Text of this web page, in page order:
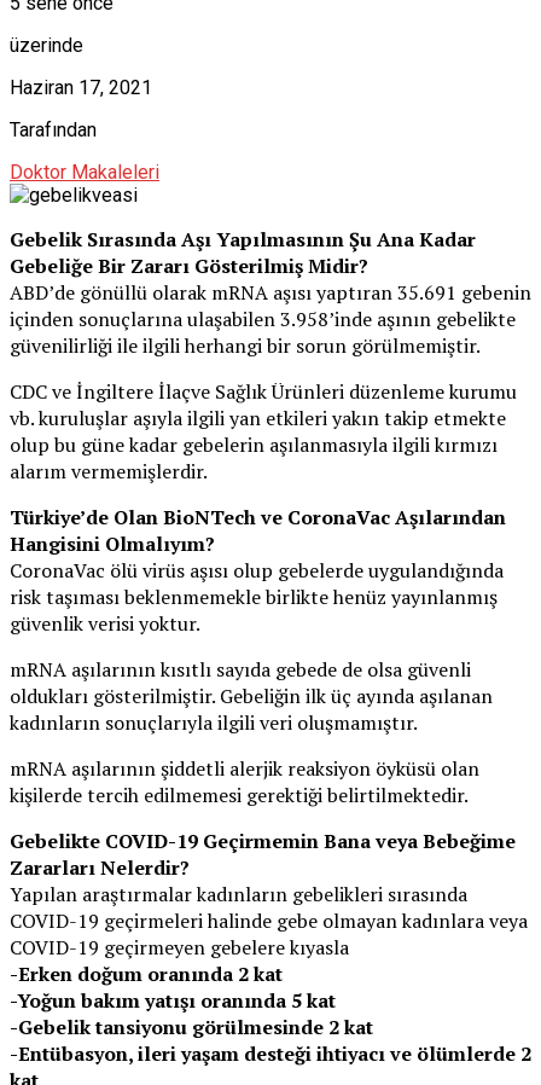
üzerinde
Haziran 17, 2021
Tarafından
Doktor Makaleleri
Gebelik Sırasında Aşı Yapılmasının Şu Ana Kadar
Gebeliğe Bir Zararı Gösterilmiş Midir?
ABD’de gönüllü olarak mRNA aşısı yaptıran 35.691 gebenin
içinden sonuçlarına ulaşabilen 3.958’inde aşının gebelikte
güvenilirliği ile ilgili herhangi bir sorun görülmemiştir.
CDC ve İngiltere İlaçve Sağlık Ürünleri düzenleme kurumu
vb. kuruluşlar aşıyla ilgili yan etkileri yakın takip etmekte
olup bu güne kadar gebelerin aşılanmasıyla ilgili kırmızı
alarım vermemişlerdir.
Türkiye’de Olan BioNTech ve CoronaVac Aşılarından
Hangisini Olmalıyım?
CoronaVac ölü virüs aşısı olup gebelerde uygulandığında
risk taşıması beklenmemekle birlikte henüz yayınlanmış
güvenlik verisi yoktur.
mRNA aşılarının kısıtlı sayıda gebede de olsa güvenli
oldukları gösterilmiştir. Gebeliğin ilk üç ayında aşılanan
kadınların sonuçlarıyla ilgili veri oluşmamıştır.
mRNA aşılarının şiddetli alerjik reaksiyon öyküsü olan
kişilerde tercih edilmemesi gerektiği belirtilmektedir.
Gebelikte COVID-19 Geçirmemin Bana veya Bebeğime
Zararları Nelerdir?
Yapılan araştırmalar kadınların gebelikleri sırasında
COVID-19 geçirmeleri halinde gebe olmayan kadınlara veya
COVID-19 geçirmeyen gebelere kıyasla
-Erken doğum oranında 2 kat
-Yoğun bakım yatışı oranında 5 kat
-Gebelik tansiyonu görülmesinde 2 kat
-Entübasyon, ileri yaşam desteği ihtiyacı ve ölümlerde 2